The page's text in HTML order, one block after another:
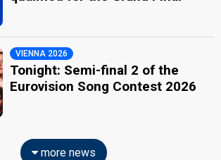
VIENNA 2026
Tonight: Semi-final 2 of the
Eurovision Song Contest 2026
more news